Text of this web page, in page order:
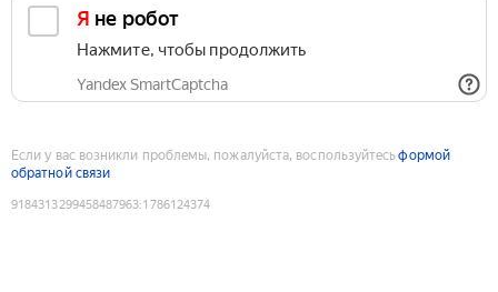
Я не робот
Нажмите, чтобы продолжить
Yandex SmartCaptcha
Если у вас возникли проблемы, пожалуйста, воспользуйтесьформой
обратной связи
9184313299458487963:1786124374